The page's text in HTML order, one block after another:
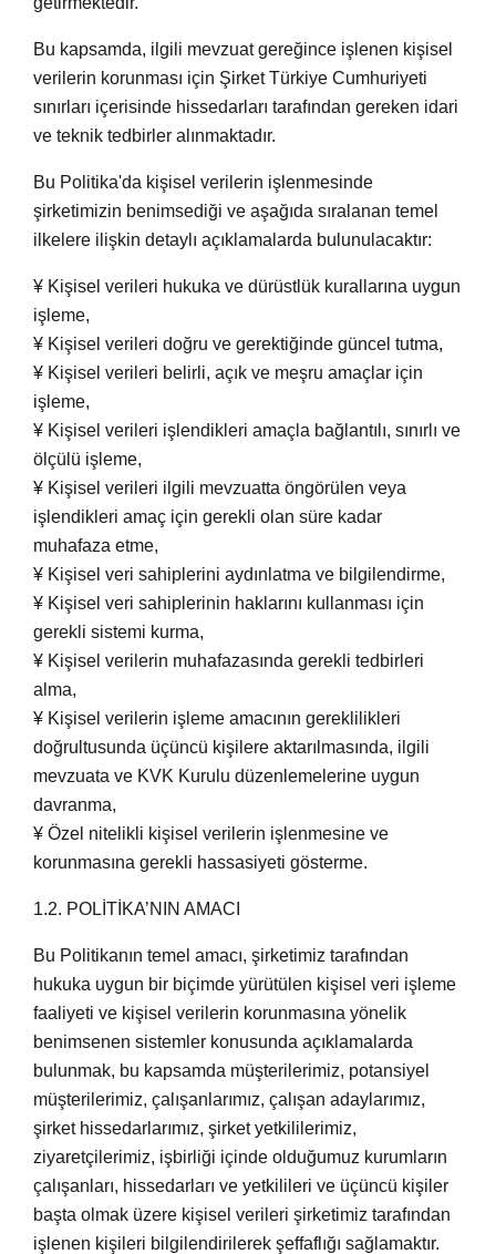
Bu kapsamda, ilgili mevzuat gereğince işlenen kişisel
verilerin korunması için Şirket Türkiye Cumhuriyeti
sınırları içerisinde hissedarları tarafından gereken idari
ve teknik tedbirler alınmaktadır.
Bu Politika'da kişisel verilerin işlenmesinde
şirketimizin benimsediği ve aşağıda sıralanan temel
ilkelere ilişkin detaylı açıklamalarda bulunulacaktır:
¥ Kişisel verileri hukuka ve dürüstlük kurallarına uygun
işleme,
¥ Kişisel verileri doğru ve gerektiğinde güncel tutma,
¥ Kişisel verileri belirli, açık ve meşru amaçlar için
işleme,
¥ Kişisel verileri işlendikleri amaçla bağlantılı, sınırlı ve
ölçülü işleme,
¥ Kişisel verileri ilgili mevzuatta öngörülen veya
işlendikleri amaç için gerekli olan süre kadar
muhafaza etme,
¥ Kişisel veri sahiplerini aydınlatma ve bilgilendirme,
¥ Kişisel veri sahiplerinin haklarını kullanması için
gerekli sistemi kurma,
¥ Kişisel verilerin muhafazasında gerekli tedbirleri
alma,
¥ Kişisel verilerin işleme amacının gereklilikleri
doğrultusunda üçüncü kişilere aktarılmasında, ilgili
mevzuata ve KVK Kurulu düzenlemelerine uygun
davranma,
¥ Özel nitelikli kişisel verilerin işlenmesine ve
korunmasına gerekli hassasiyeti gösterme.
1.2. POLİTİKA’NIN AMACI
Bu Politikanın temel amacı, şirketimiz tarafından
hukuka uygun bir biçimde yürütülen kişisel veri işleme
faaliyeti ve kişisel verilerin korunmasına yönelik
benimsenen sistemler konusunda açıklamalarda
bulunmak, bu kapsamda müşterilerimiz, potansiyel
müşterilerimiz, çalışanlarımız, çalışan adaylarımız,
şirket hissedarlarımız, şirket yetkililerimiz,
ziyaretçilerimiz, işbirliği içinde olduğumuz kurumların
çalışanları, hissedarları ve yetkilileri ve üçüncü kişiler
başta olmak üzere kişisel verileri şirketimiz tarafından
işlenen kişileri bilgilendirilerek şeffaflığı sağlamaktır.